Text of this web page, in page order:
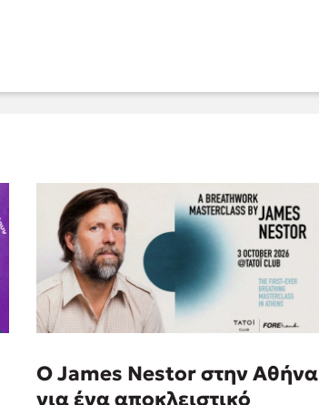
Ο James Nestor στην Αθήνα
για ένα αποκλειστικό